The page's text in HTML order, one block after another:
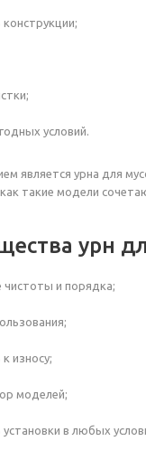
конструкции;
условий.
является урна для
такие модели
урн
и порядка;
износу;
моделей;
в любых